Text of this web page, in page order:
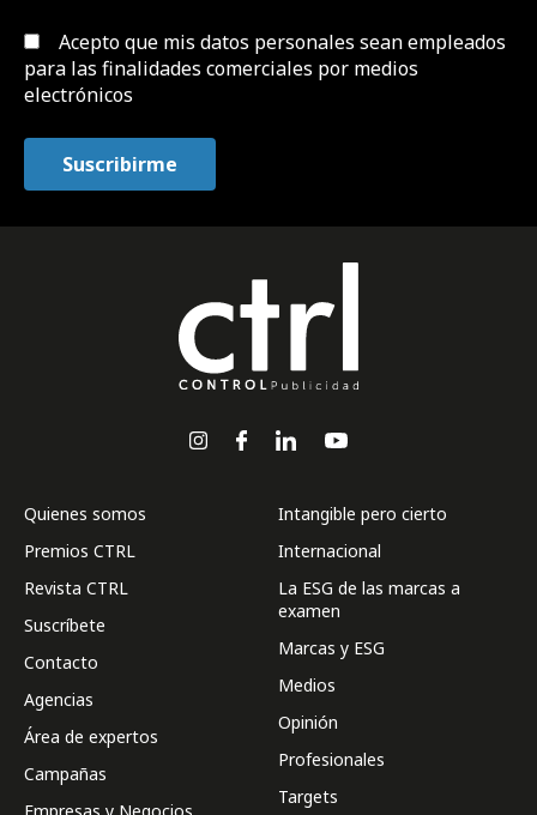
Acepto que mis datos personales sean empleados
para las finalidades comerciales por medios
electrónicos
Quienes somos
Premios CTRL
Revista CTRL
Suscríbete
Contacto
Agencias
Área de expertos
Campañas
Intangible pero cierto
Internacional
La ESG de las marcas a
examen
Marcas y ESG
Medios
Opinión
Profesionales
Targets